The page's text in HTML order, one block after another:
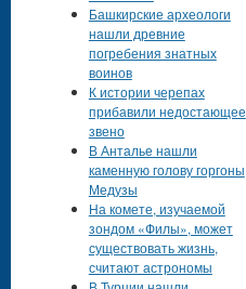
Башкирские археологи
нашли древние
погребения знатных
воинов
К истории черепах
прибавили недостающее
звено
В Анталье нашли
каменную голову горгоны
Медузы
На комете, изучаемой
зондом «Филы», может
существовать жизнь,
считают астрономы